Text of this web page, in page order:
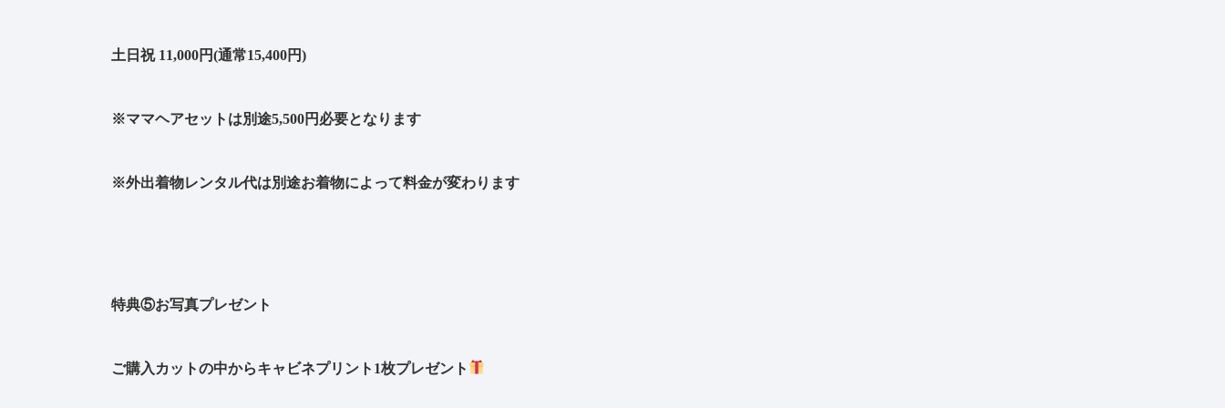
土日祝 11,000円(通常15,400円)
※ママヘアセットは別途5,500円必要となります
※外出着物レンタル代は別途お着物によって料金が変わります
特典⑤お写真プレゼント
ご購入カットの中からキャビネプリント1枚プレゼント